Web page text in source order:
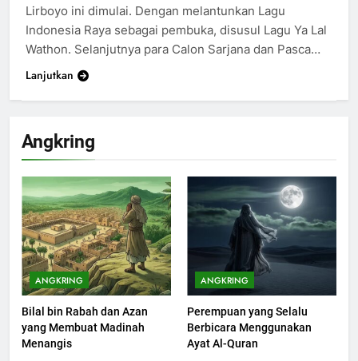
Angkring
ANGKRING
Bilal bin Rabah dan Azan
yang Membuat Madinah
Menangis
ANGKRING
Perempuan yang Selalu
Berbicara Menggunakan
Ayat Al-Quran
200
Khutbah Idul Fitri di Rumah
KHUTBAH
201
Khutbah jumat: Sejarah
Seebagai Pembangkit Jiwa
Lirboyo ini dimulai. Dengan melantunkan Lagu
Indonesia Raya sebagai pembuka, disusul Lagu Ya Lal
Wathon. Selanjutnya para Calon Sarjana dan Pasca…
Lanjutkan